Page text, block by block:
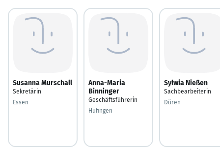
Susanna Murschall
Sekretärin
Essen
Anna-Maria
Binninger
Geschäftsführerin
Hüfingen
Sylwia Nießen
Sachbearbeiterin
Düren